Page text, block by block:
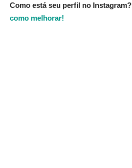
Como está seu perfil no Instagram?
como melhorar!